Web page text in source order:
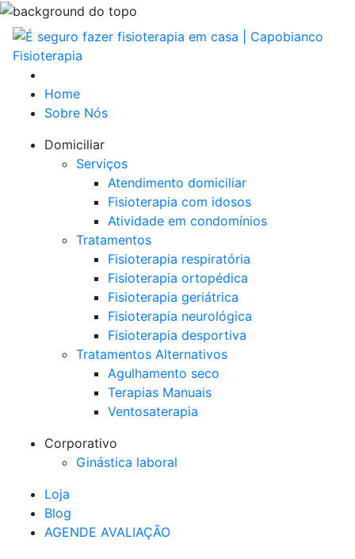
Home
Sobre Nós
Domiciliar
Serviços
Atendimento domiciliar
Fisioterapia com idosos
Atividade em condomínios
Tratamentos
Fisioterapia respiratória
Fisioterapia ortopédica
Fisioterapia geriátrica
Fisioterapia neurológica
Fisioterapia desportiva
Tratamentos Alternativos
Agulhamento seco
Terapias Manuais
Ventosaterapia
Corporativo
Ginástica laboral
Loja
Blog
AGENDE AVALIAÇÃO